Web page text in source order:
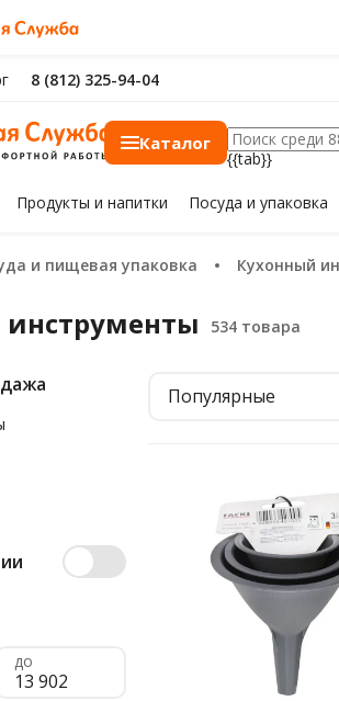
8 (812) 325-94-04
Каталог
{{tab}}
Продуктыи напитки Посуда и упаковка
и пищевая упаковка Кухонный
инструменты
до
Популярные